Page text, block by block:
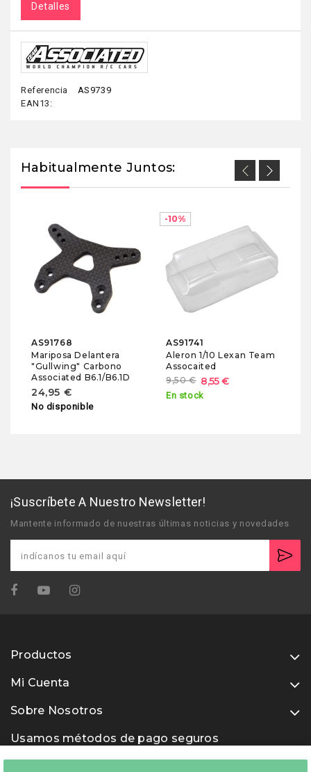
Detalles
Referencia
AS9739
EAN13:
Habitualmente Juntos:
AS91768
Mariposa Delantera
"Gullwing" Carbono
Associated B6.1/B6.1D
24,95 €
No disponible
-10%
AS91741
Aleron 1/10 Lexan Team
Assocaited
9,50 € 8,55 €
En stock
¡Suscríbete A Nuestro Newsletter!
Mantente informado de nuestras últimas noticias y novedades
Productos
Mi Cuenta
Sobre Nosotros
Usamos métodos de pago seguros